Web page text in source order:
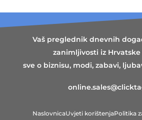
Vaš preglednik dnevnih
zanimljivosti iz Hrvatske
sve o biznisu, modi, zabavi,
NaslovnicaUvjeti korištenjaPolitika